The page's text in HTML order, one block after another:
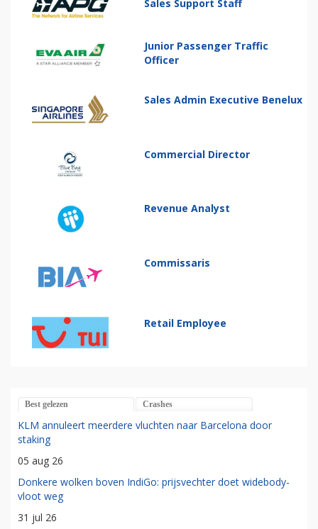
Sales Support Staff
Junior Passenger Traffic
Officer
Sales Admin Executive Benelux
Commercial Director
Revenue Analyst
Commissaris
Retail Employee
Best gelezen Crashes
KLM annuleert meerdere vluchten naar Barcelona door
staking
05 aug 26
Donkere wolken boven IndiGo: prijsvechter doet widebody-
vloot weg
31 jul 26